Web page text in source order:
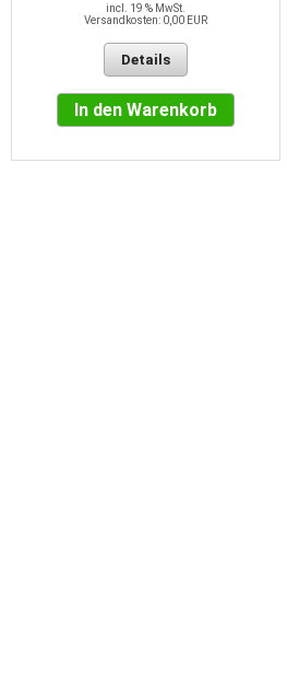
incl. 19 % MwSt.
Versandkosten: 0,00 EUR
Details
In den Warenkorb